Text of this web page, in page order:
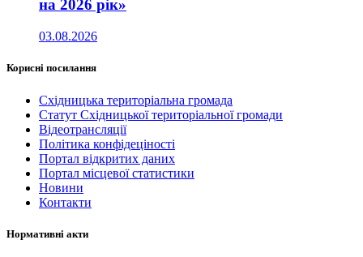
на 2026 рік»
03.08.2026
Корисні посилання
Східницька територіальна громада
Статут Східницької територіальної громади
Відеотрансляції
Політика конфідеціності
Портал відкритих даних
Портал місцевої статистики
Новини
Контакти
Нормативні акти